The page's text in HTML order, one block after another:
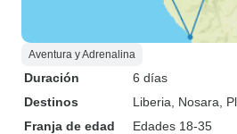
Aventura y Adrenalina
Duración
6 días
Destinos
Liberia , Nosara ,
Franja de edad
Edades 18-35